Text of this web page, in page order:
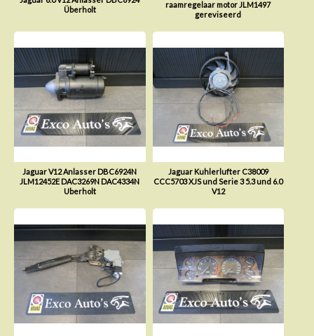
Überholt
raamregelaar motor JLM1497
gereviseerd
Jaguar V12 Anlasser DBC6924N
JLM12452E DAC3269N DAC4334N
Uberholt
Jaguar Kuhlerlufter C38009
CCC5703 XJS und Serie 3 5.3 und 6.0
V12